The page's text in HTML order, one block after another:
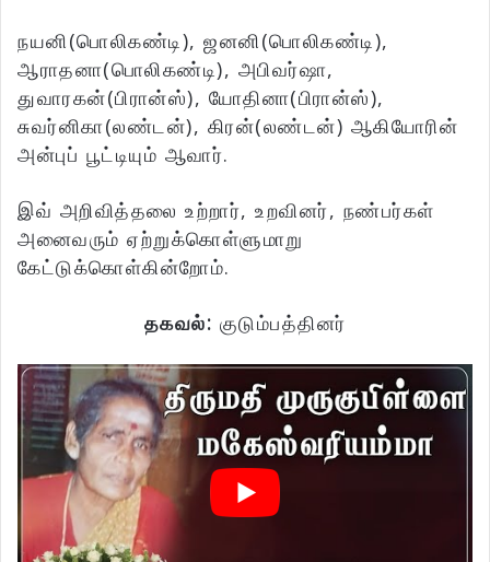
நயனி(பொலிகண்டி), ஜனனி(பொலிகண்டி),
ஆராதனா(பொலிகண்டி), அபிவர்ஷா,
துவாரகன்(பிரான்ஸ்), யோதினா(பிரான்ஸ்),
சுவர்னிகா(லண்டன்), கிரன்(லண்டன்) ஆகியோரின்
அன்புப் பூட்டியும் ஆவார்.
இவ் அறிவித்தலை உற்றார், உறவினர், நண்பர்கள்
அனைவரும் ஏற்றுக்கொள்ளுமாறு
கேட்டுக்கொள்கின்றோம்.
தகவல்: குடும்பத்தினர்